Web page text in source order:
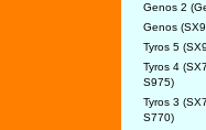
Genos 2
Genos
Tyros 5
Tyros 4
S975)
Tyros 3
S770)